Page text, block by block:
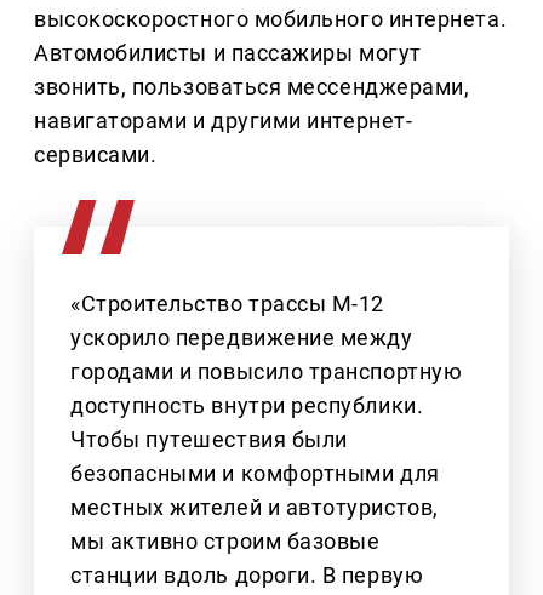
высокоскоростного мобильного интернета.
Автомобилисты и пассажиры могут
звонить, пользоваться мессенджерами,
навигаторами и другими интернет-
сервисами.
«Строительство трассы М-12
ускорило передвижение между
городами и повысило транспортную
доступность внутри республики.
Чтобы путешествия были
безопасными и комфортными для
местных жителей и автотуристов,
мы активно строим базовые
станции вдоль дороги. В первую